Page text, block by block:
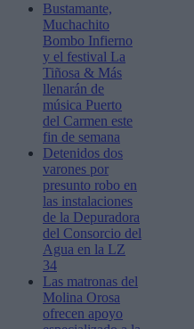
Bustamante,
Muchachito
Bombo Infierno
y el festival La
Tiñosa & Más
llenarán de
música Puerto
del Carmen este
fin de semana
Detenidos dos
varones por
presunto robo en
las instalaciones
de la Depuradora
del Consorcio del
Agua en la LZ
34
Las matronas del
Molina Orosa
ofrecen apoyo